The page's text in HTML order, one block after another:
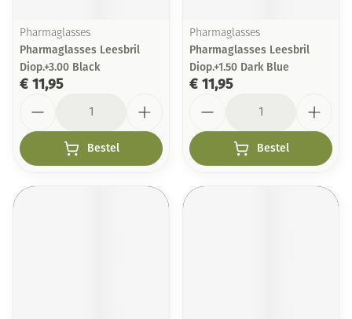
Pharmaglasses
Pharmaglasses Leesbril
Diop.+3.00 Black
€ 11,95
Bestel
Pharmaglasses
Pharmaglasses Leesbril
Diop.+1.50 Dark Blue
€ 11,95
Bestel